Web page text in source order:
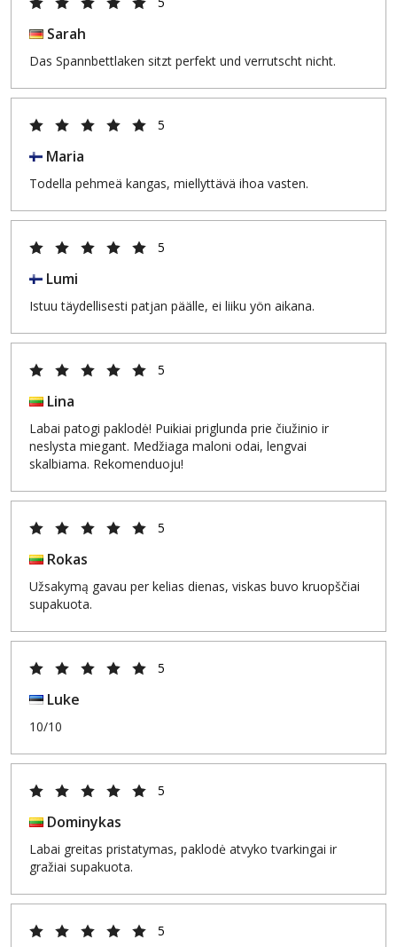
Sarah
Das Spannbettlaken sitzt perfekt und verrutscht nicht.
5
Maria
Todella pehmeä kangas, miellyttävä ihoa vasten.
5
Lumi
Istuu täydellisesti patjan päälle, ei liiku yön aikana.
5
Lina
Labai patogi paklodė! Puikiai priglunda prie čiužinio ir
neslysta miegant. Medžiaga maloni odai, lengvai
skalbiama. Rekomenduoju!
5
Rokas
Užsakymą gavau per kelias dienas, viskas buvo kruopščiai
supakuota.
5
Luke
10/10
5
Dominykas
Labai greitas pristatymas, paklodė atvyko tvarkingai ir
gražiai supakuota.
5